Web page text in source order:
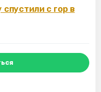
с гор в